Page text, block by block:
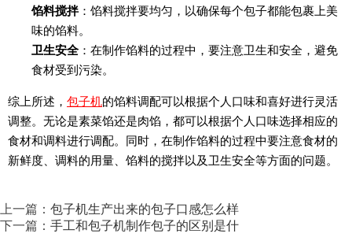
馅料搅拌：馅料搅拌要均匀，以确保每个包子都能包裹上美
味的馅料。
卫生安全：在制作馅料的过程中，要注意卫生和安全，避免
食材受到污染。
综上所述， 包子机的馅料调配可以根据个人口味和喜好进行灵活
调整。无论是素菜馅还是肉馅，都可以根据个人口味选择相应的
食材和调料进行调配。同时，在制作馅料的过程中要注意食材的
新鲜度、调料的用量、馅料的搅拌以及卫生安全等方面的问题。
上一篇： 包子机生产出来的包子口感怎么样
下一篇： 手工和包子机制作包子的区别是什